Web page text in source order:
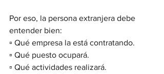
Por eso, la persona extranjera debe
entender bien:
▫️ Qué empresa la está contratando.
▫️ Qué puesto ocupará.
▫️ Qué actividades realizará.